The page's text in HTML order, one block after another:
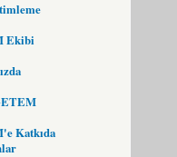
Ekibi
Katkıda